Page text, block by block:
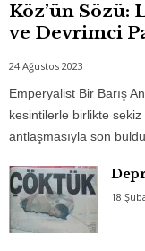
Köz’ün
ve Devrimci
24 Ağustos 2023
Emperyalist Bir Barış
kesintilerle birlikte
antlaşmasıyla son
18